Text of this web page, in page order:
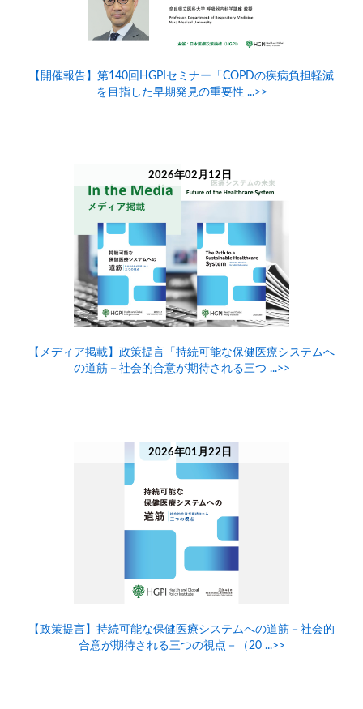
【開催報告】第140回HGPIセミナー「COPDの疾病負担軽減
を目指した早期発見の重要性 ...>>
2026年02月12日
【メディア掲載】政策提言「持続可能な保健医療システムへ
の道筋－社会的合意が期待される三つ ...>>
2026年01月22日
【政策提言】持続可能な保健医療システムへの道筋－社会的
合意が期待される三つの視点－（20 ...>>